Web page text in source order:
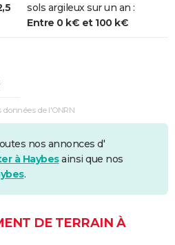
sols argileux sur un an :
Entre 0 k€ et 100 k€
données de l'ONRN
nos annonces d'
à Haybesainsi que nos
.
DE TERRAIN À